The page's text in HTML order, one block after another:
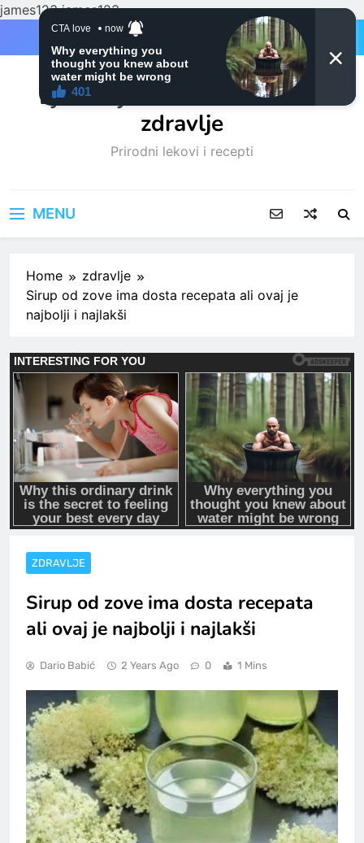
james123james123
Ljubitelji mačaka i Prirodno
zdravlje
Prirodni lekovi i recepti
MENU
Home
zdravlje
Sirup od zove ima dosta recepata ali ovaj je
najbolji i najlakši
ZDRAVLJE
Sirup od zove ima dosta recepata
ali ovaj je najbolji i najlakši
Dario Babić 2 Years Ago 0 1 Mins